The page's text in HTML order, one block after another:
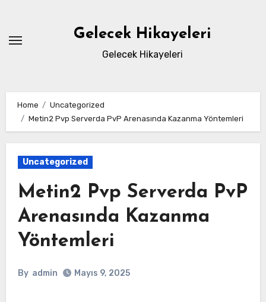
content
Gelecek Hikayeleri
Gelecek Hikayeleri
Home
Uncategorized
Metin2 Pvp Serverda PvP Arenasında Kazanma Yöntemleri
Uncategorized
Metin2 Pvp Serverda PvP
Arenasında Kazanma
Yöntemleri
By admin Mayıs 9, 2025